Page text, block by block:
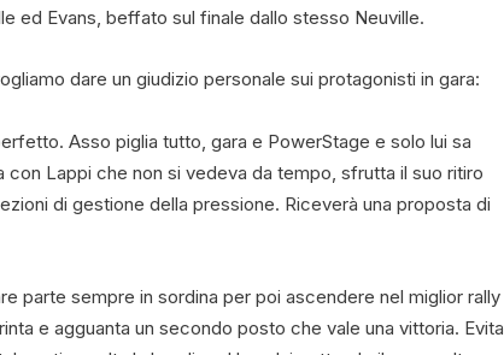
ed Evans, beffato sul finale dallo stesso Neuville.
dare un giudizio personale sui protagonisti in gara:
Asso piglia tutto, gara e PowerStage e solo lui sa
Lappi che non si vedeva da tempo, sfrutta il suo ritiro
di gestione della pressione. Riceverà una proposta di
parte sempre in sordina per poi ascendere nel miglior rally
e agguanta un secondo posto che vale una vittoria. Evita